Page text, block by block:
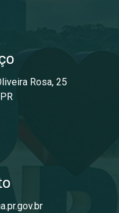
Rosa, 25